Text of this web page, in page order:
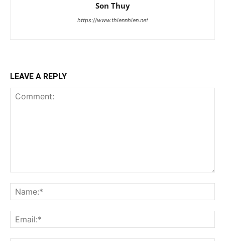
Son Thuy
https://www.thiennhien.net
LEAVE A REPLY